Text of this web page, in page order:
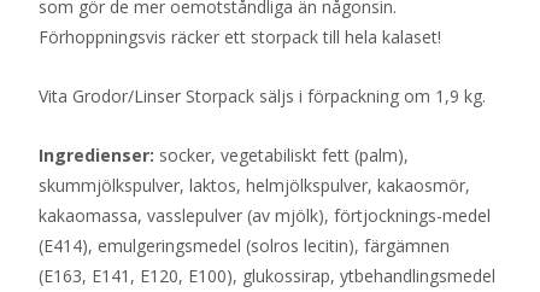
som gör de mer oemotståndliga än någonsin.
Förhoppningsvis räcker ett storpack till hela kalaset!
Vita Grodor/Linser Storpack säljs i förpackning om 1,9 kg.
Ingredienser: socker, vegetabiliskt fett (palm),
skummjölkspulver, laktos, helmjölkspulver, kakaosmör,
kakaomassa, vasslepulver (av mjölk), förtjocknings-medel
(E414), emulgeringsmedel (solros lecitin), färgämnen
(E163, E141, E120, E100), glukossirap, ytbehandlingsmedel